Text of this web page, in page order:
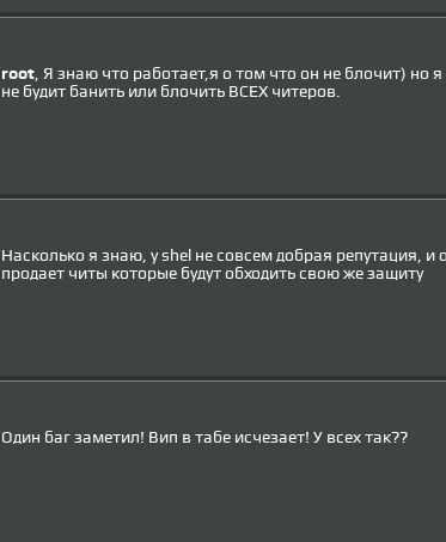
root, Я знаю что работает,я о том что он не блочит) но
не будит банить или блочить ВСЕХ читеров.
Насколько я знаю, у shel не совсем добрая репутация, и
продает читы которые будут обходить свою же защиту
Один баг заметил! Вип в табе исчезает! У всех так??